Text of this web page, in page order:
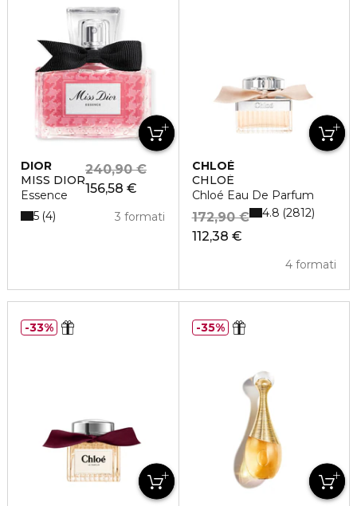
DIOR
MISS DIOR
Essence
156,58 €
240,90 €
3 formati
5 4
CHLOÉ
CHLOÉ
Chloé Eau De Parfum
112,38 €
172,90 €
4 formati
4.8 2812
33% 35%